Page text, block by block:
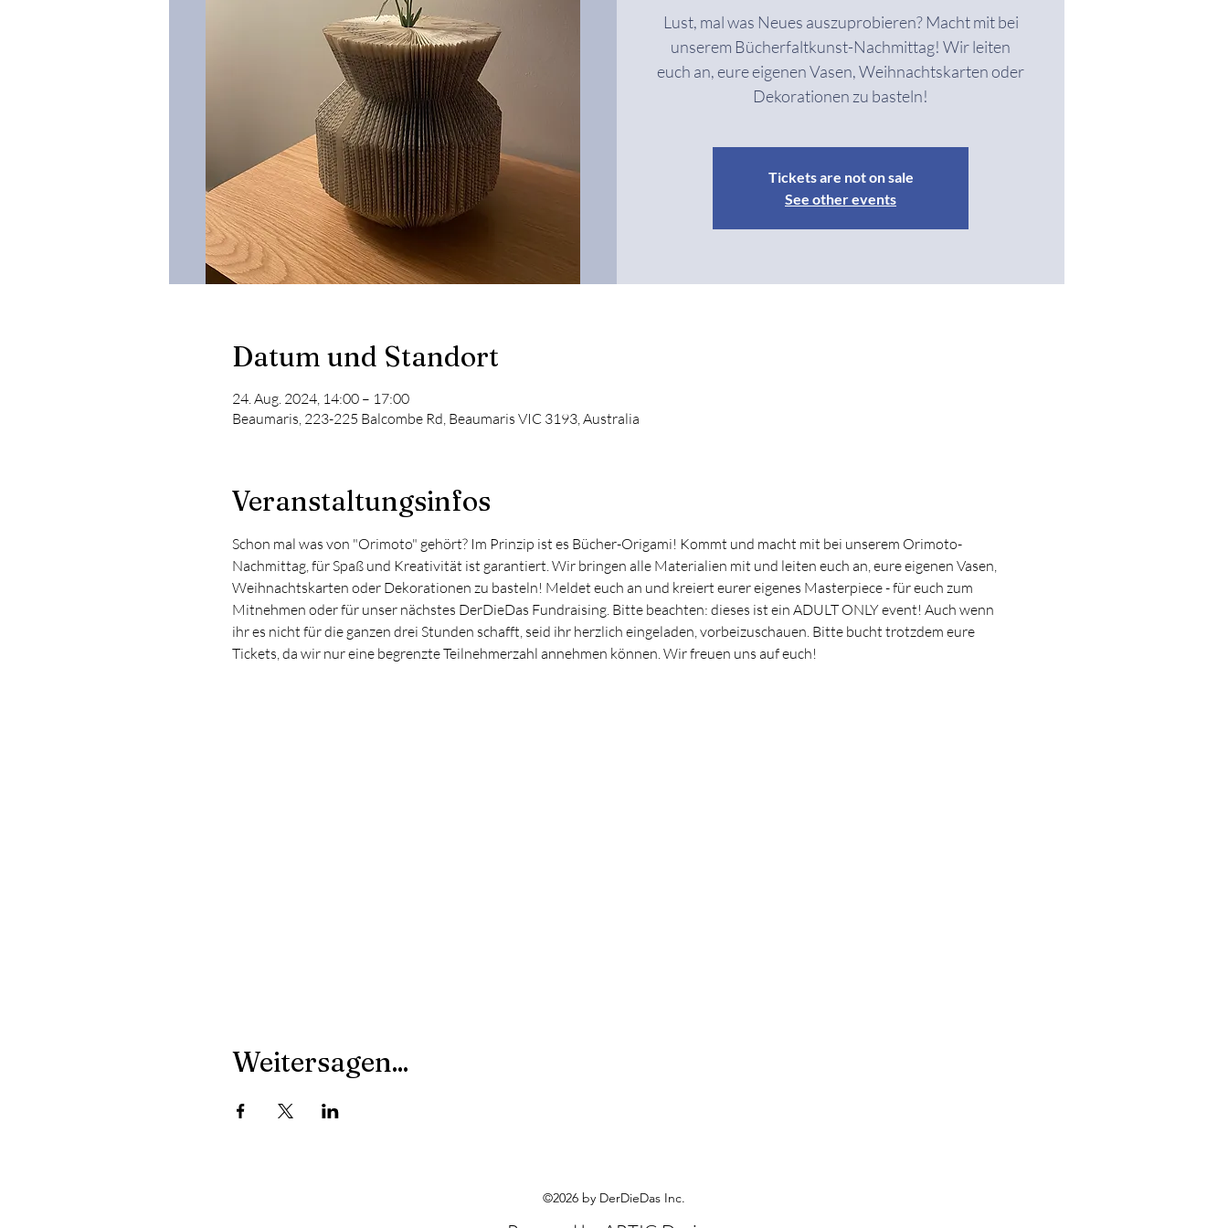
Lust, mal was Neues auszuprobieren? Macht mit bei
unserem Bücherfaltkunst-Nachmittag! Wir leiten
euch an, eure eigenen Vasen, Weihnachtskarten oder
Dekorationen zu basteln!
Tickets are not on sale
See other events
Datum und Standort
24. Aug. 2024, 14:00 – 17:00
Beaumaris, 223-225 Balcombe Rd, Beaumaris VIC 3193, Australia
Veranstaltungsinfos
Schon mal was von "Orimoto" gehört? Im Prinzip ist es Bücher-Origami! Kommt und macht mit bei unserem Orimoto-
Nachmittag, für Spaß und Kreativität ist garantiert. Wir bringen alle Materialien mit und leiten euch an, eure eigenen Vasen,
Weihnachtskarten oder Dekorationen zu basteln! Meldet euch an und kreiert eurer eigenes Masterpiece - für euch zum
Mitnehmen oder für unser nächstes DerDieDas Fundraising. Bitte beachten: dieses ist ein ADULT ONLY event! Auch wenn
ihr es nicht für die ganzen drei Stunden schafft, seid ihr herzlich eingeladen, vorbeizuschauen. Bitte bucht trotzdem eure
Tickets, da wir nur eine begrenzte Teilnehmerzahl annehmen können. Wir freuen uns auf euch!
Weitersagen...
©2026 by DerDieDas Inc.